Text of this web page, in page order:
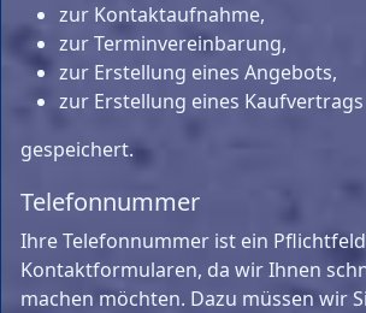
zur Kontaktaufnahme,
zur Terminvereinbarung,
zur Erstellung eines Angebots,
zur Erstellung eines Kaufvertrags
gespeichert.
Telefonnummer
Ihre Telefonnummer ist ein
Kontaktformularen, da wir Ihnen
machen möchten. Dazu müssen wir